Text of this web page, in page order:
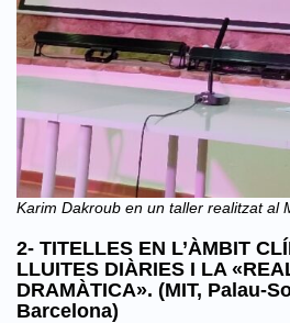
Karim Dakroub en un taller realitzat al
2- TITELLES EN L’ÀMBIT
LLUITES DIÀRIES I LA
DRAMÀTICA». (MIT, Palau-
Barcelona)